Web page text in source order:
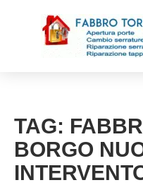
TAG:
BORGO